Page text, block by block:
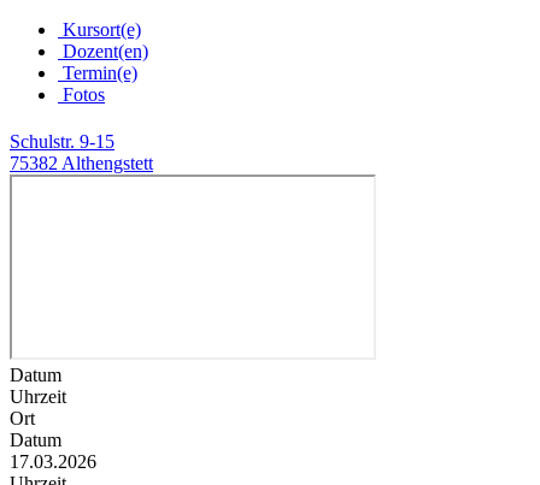
Kursort(e)
Dozent(en)
Termin(e)
Fotos
Schulstr. 9-15
75382 Althengstett
Datum
Uhrzeit
Ort
Datum
17.03.2026